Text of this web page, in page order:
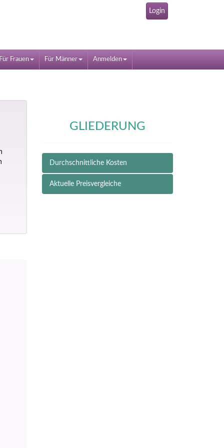
Login
Für Frauen Für Männer Anmelden
GLIEDERUNG
Durchschnittliche Kosten
Aktuelle Preisvergleiche